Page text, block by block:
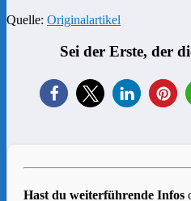
Quelle: Originalartikel
Sei der Erste, der
Hast du weiterführende Infos